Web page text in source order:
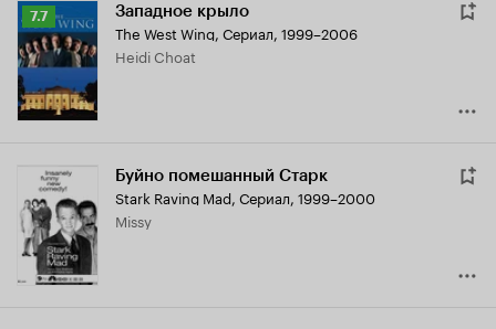
Рейтинг
Кинопоиска
7.7
7.7 Западное крыло
The West Wing, Сериал, 1999–2006
Heidi Choat
Буйно помешанный Старк
Stark Raving Mad, Сериал, 1999–2000
Missy